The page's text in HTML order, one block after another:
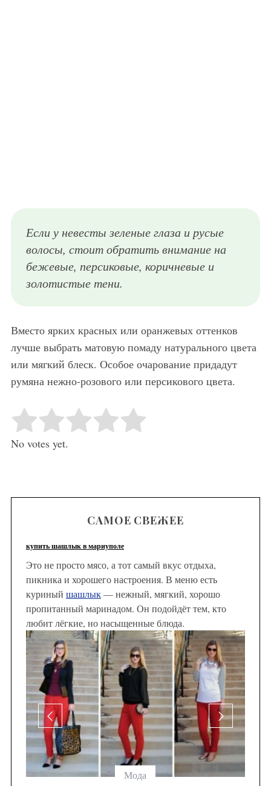
Если у невесты зеленые глаза и русые
волосы, стоит обратить внимание на
бежевые, персиковые, коричневые и
золотистые тени.
Вместо ярких красных или оранжевых оттенков
лучше выбрать матовую помаду натурального цвета
или мягкий блеск. Особое очарование придадут
румяна нежно-розового или персикового цвета.
Rate this item: Submit Rating
No votes yet.
САМОЕ СВЕЖЕЕ
купить шашлык в мариуполе
Это не просто мясо, а тот самый вкус отдыха,
пикника и хорошего настроения. В меню есть
куриный шашлык— нежный, мягкий, хорошо
пропитанный маринадом. Он подойдёт тем, кто
любит лёгкие, но насыщенные блюда.
Мода